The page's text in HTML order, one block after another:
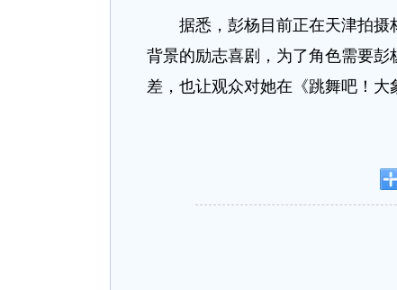
据悉，彭杨目前正在天津拍摄
背景的励志喜剧，为了角色需要
差，也让观众对她在《跳舞吧！大